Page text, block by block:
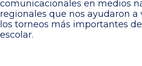
comunicacionales en medios
regionales que nos ayudaron
los torneos más importantes
escolar.